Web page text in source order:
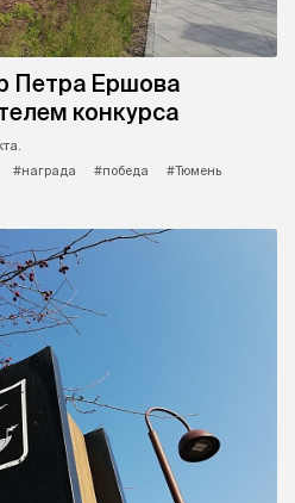
Петра Ершова
конкурса
#награда #победа
#Тюмень